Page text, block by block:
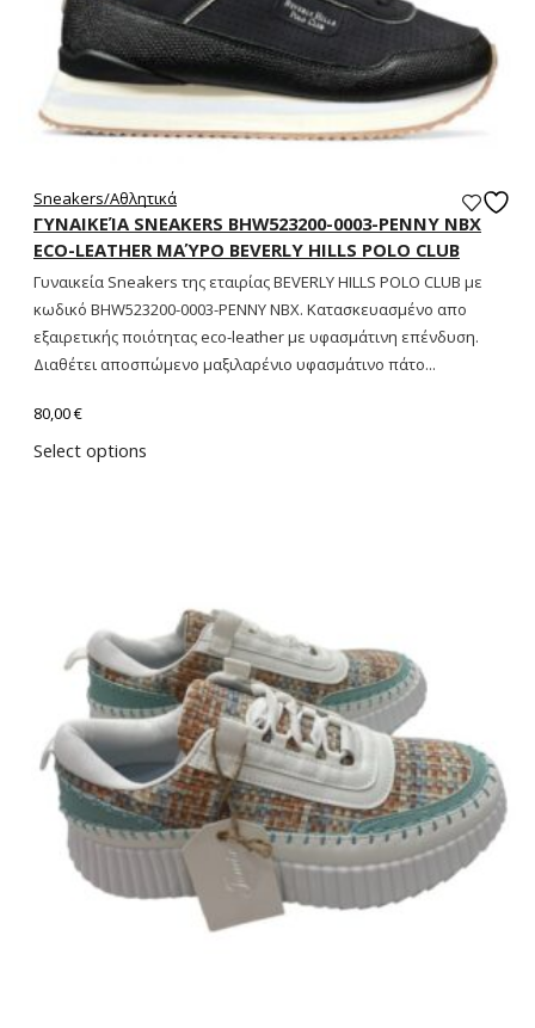
Sneakers/Aθλητικά
ΓΥΝΑΙΚΕΊΑ SNEAKERS BHW523200-0003-PENNY NBX
ECO-LEATHER ΜΑΎΡΟ BEVERLY HILLS POLO CLUB
Γυναικεία Sneakers της εταιρίας BEVERLY HILLS POLO CLUB με
κωδικό BHW523200-0003-PENNY NBX. Κατασκευασμένο απο
εξαιρετικής ποιότητας eco-leather με υφασμάτινη επένδυση.
Διαθέτει αποσπώμενο μαξιλαρένιο υφασμάτινο πάτο...
80,00€
Select options